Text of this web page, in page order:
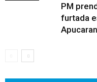
PM
furtada